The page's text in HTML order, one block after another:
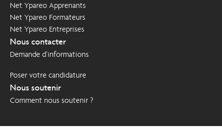
Net Ypareo Apprenants
Net Ypareo Formateurs
Net Ypareo Entreprises
Nous contacter
Demande d’informations
Poser votre candidature
Nous soutenir
Comment nous soutenir ?